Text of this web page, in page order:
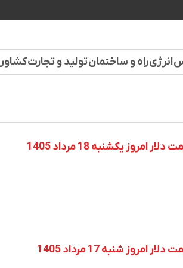
انرژیراه و ساختمانتولید و تجارت
دلار امروز یکشنبه 18 مرداد 1405
دلار امروز شنبه 17 مرداد 1405